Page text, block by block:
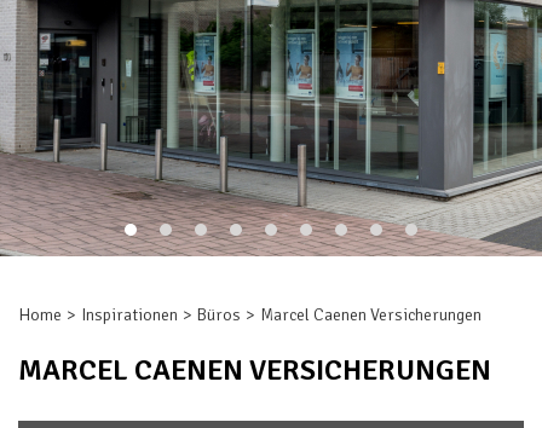
Home Inspirationen Büros Marcel Caenen Versicherungen
MARCEL CAENEN VERSICHERUNGEN